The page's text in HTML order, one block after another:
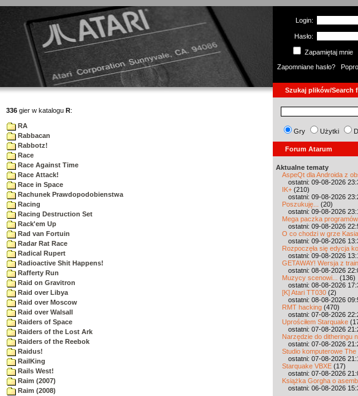
Login:
Hasło:
Zapamiętaj mnie
Zapomniane hasło?
Szukaj plików/Search
336 gier w katalogu R:
RA
Rabbacan
Rabbotz!
Race
Race Against Time
Race Attack!
Race in Space
Rachunek Prawdopodobienstwa
Racing
Racing Destruction Set
Rack'em Up
Rad van Fortuin
Radar Rat Race
Radical Rupert
Radioactive Shit Happens!
Rafferty Run
Raid on Gravitron
Raid over Libya
Raid over Moscow
Raid over Walsall
Raiders of Space
Raiders of the Lost Ark
Raiders of the Reebok
Raidus!
RailKing
Rails West!
Raim (2007)
Raim (2008)
Gry Użytki
Forum Atarum
Aktualne tematy
AspeQt dla Androida z
ostatni: 09-08-2026
IK+ (210)
ostatni: 09-08-2026
Poszukuję...
(20)
ostatni: 09-08-2026
Mega paczka
ostatni: 09-08-2026
O co chodzi w grze
ostatni: 09-08-2026
Rozpoczęła się edycja
ostatni: 09-08-2026
GETAWAY! Wersja z
ostatni: 08-08-2026
Muzycy scenowi...
(136)
ostatni: 08-08-2026
[K] Atari TT030 (2)
ostatni: 08-08-2026
RMT hacking (470)
ostatni: 07-08-2026
Uprościłem Starquake
ostatni: 07-08-2026
Narzędzie do ditheringu
ostatni: 07-08-2026
Studio komputerowe The
ostatni: 07-08-2026
Starquake VBXE (17)
ostatni: 07-08-2026
Książka Gorgha o
ostatni: 06-08-2026